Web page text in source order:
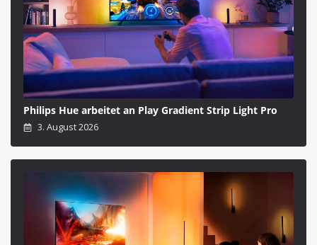
Philips Hue arbeitet an Play Gradient Strip Light Pro
3. August 2026